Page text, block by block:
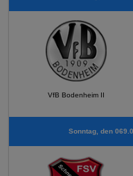
VfB Bodenheim II
Sonntag, den